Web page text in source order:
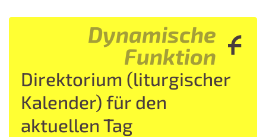
Dynamische
Funktion
Direktorium (liturgischer
Kalender) für den
aktuellen Tag